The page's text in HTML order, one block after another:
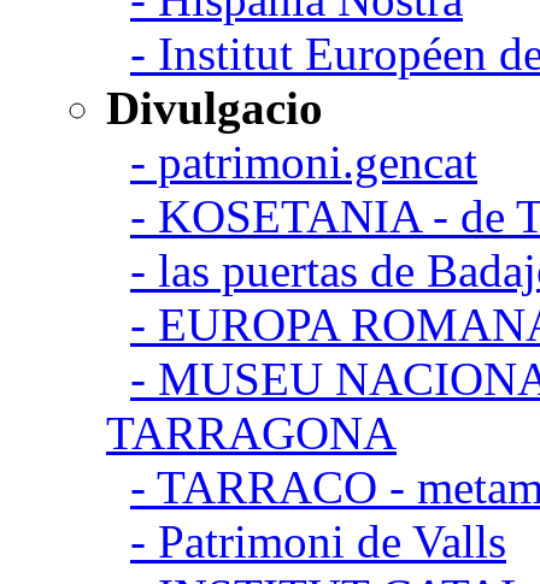
- Institut Européen
Divulgacio
- patrimoni.gencat
- KOSETANIA - de
- las puertas de
- EUROPA
- MUSEU
TARRAGONA
- TARRACO -
- Patrimoni de Valls